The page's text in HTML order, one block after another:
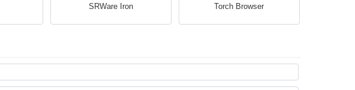
SRWare Iron Torch Browser